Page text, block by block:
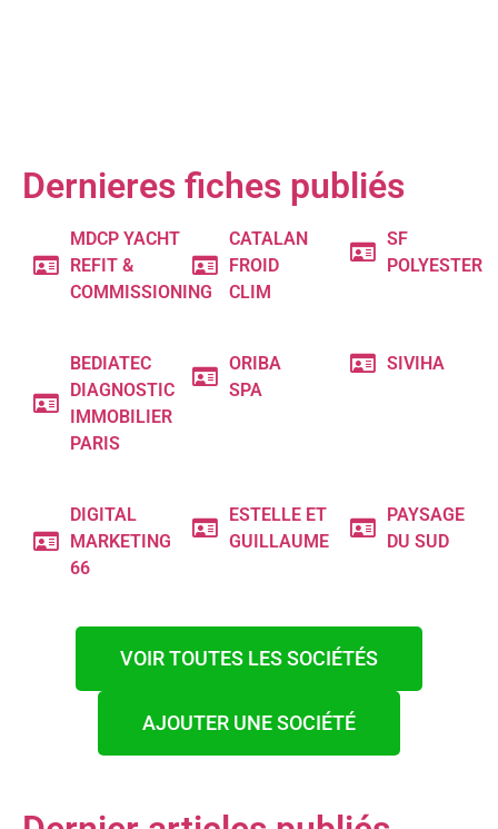
Dernieres fiches publiés
MDCP YACHT
REFIT &
COMMISSIONING
CATALAN
FROID
CLIM
SF
POLYESTER
BEDIATEC
DIAGNOSTIC
IMMOBILIER
PARIS
ORIBA
SPA
SIVIHA
DIGITAL
MARKETING
66
ESTELLE ET
GUILLAUME
PAYSAGE
DU SUD
VOIR TOUTES LES SOCIÉTÉS
AJOUTER UNE SOCIÉTÉ